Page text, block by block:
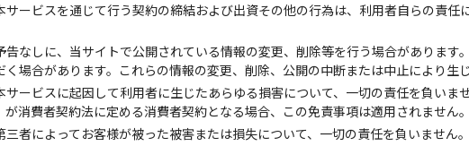
サービスを通じて行う契約の締結および出資その他の行為は、利用者自らの責
告なしに、当サイトで公開されている情報の変更、削除等を行う場合がありま
く場合があります。これらの情報の変更、削除、公開の中断または中止により生
サービスに起因して利用者に生じたあらゆる損害について、一切の責任を負い
が消費者契約法に定める消費者契約となる場合、この免責事項は適用されません。
三者によってお客様が被った被害または損失について、一切の責任を負いません。